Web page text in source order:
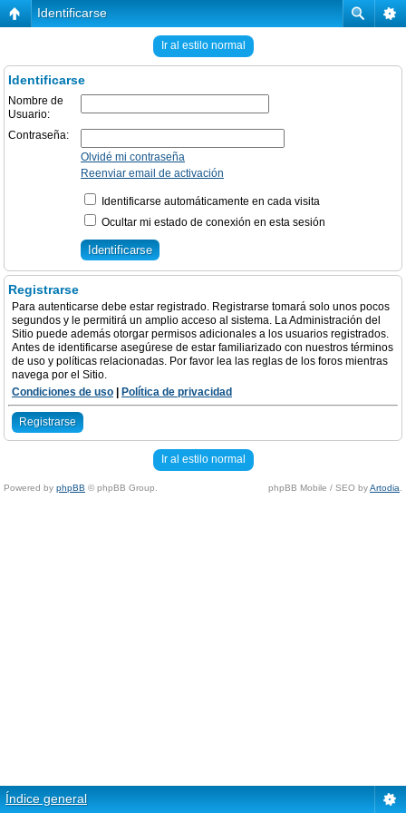
Identificarse
Ir al estilo normal
Identificarse
Nombre de
Usuario:
Contraseña:
Olvidé mi contraseña
Reenviar email de activación
Identificarse automáticamente en cada visita
Ocultar mi estado de conexión en esta sesión
Registrarse
Para autenticarse debe estar registrado. Registrarse tomará solo unos pocos
segundos y le permitirá un amplio acceso al sistema. La Administración del
Sitio puede además otorgar permisos adicionales a los usuarios registrados.
Antes de identificarse asegúrese de estar familiarizado con nuestros términos
de uso y políticas relacionadas. Por favor lea las reglas de los foros mientras
navega por el Sitio.
Condiciones de uso
Política de privacidad
Registrarse
Ir al estilo normal
Powered by phpBB © phpBB Group. phpBB Mobile / SEO byArtodia
Índice general